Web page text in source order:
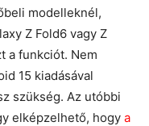
modelleknél,
Z Fold6 vagy Z
a funkciót. Nem
15 kiadásával
szükség. Az utóbbi
elképzelhető, hogy a